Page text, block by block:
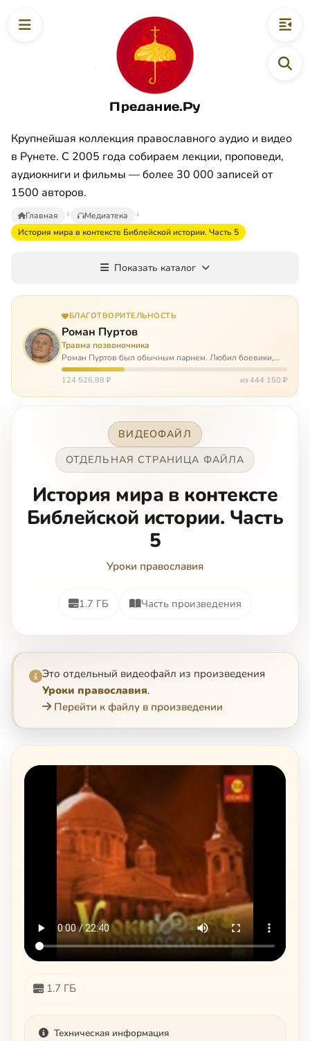
Предание.Ру
Крупнейшая коллекция православного аудио и видео
в Рунете. С 2005 года собираем лекции, проповеди,
аудиокниги и фильмы — более 30 000 записей от
1500 авторов.
Главная
Медиатека
История мира в контексте Библейской истории. Часть 5
Показать каталог
БЛАГОТВОРИТЕЛЬНОСТЬ
Роман Пуртов
Травма позвоночника
Роман Пуртов был обычным парнем. Любил боевики,
хорошие автомобили, был не дурак поиграть в комп,
любил жену и обожал дочь. А потом, будучи
124 526,88 ₽ из 444 150 ₽
ВИДЕОФАЙЛ
ОТДЕЛЬНАЯ СТРАНИЦА ФАЙЛА
История мира в контексте
Библейской истории. Часть
5
Уроки православия
1.7 ГБ Часть произведения
Это отдельный видеофайл из произведения
Уроки православия.
Перейти к файлу в произведении
1.7 ГБ
Техническая информация